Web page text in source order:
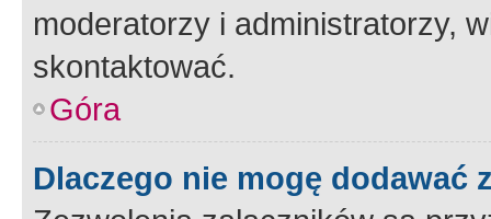
moderatorzy i administratorzy,
skontaktować.
Góra
Dlaczego nie mogę dodawać